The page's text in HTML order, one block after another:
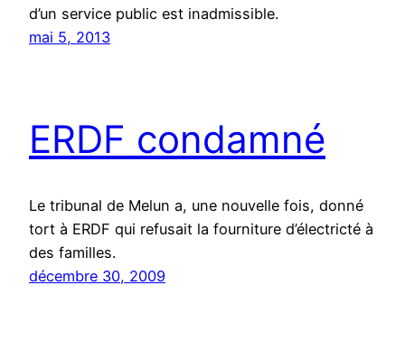
d’un service public est inadmissible.
mai 5, 2013
ERDF condamné
Le tribunal de Melun a, une nouvelle fois, donné
tort à ERDF qui refusait la fourniture d’électricté à
des familles.
décembre 30, 2009